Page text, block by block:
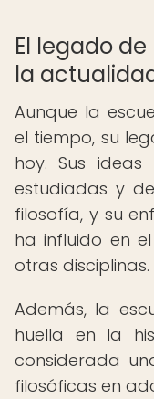
El legado
la
Aunque la
el tiempo, su
hoy. Sus ideas
estudiadas y
filosofía, y su
ha influido en
otras disciplinas.
Además, la
huella en la
considerada
filosóficas en